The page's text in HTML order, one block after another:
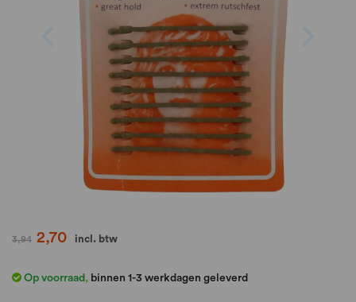
Op voorraad , binnen 1-3 werkdagen geleverd
2,70
3,94 incl. btw
naar
begin